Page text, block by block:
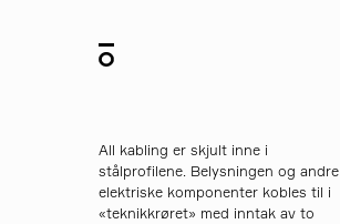
All kabling er skjult inne i
stålprofilene. Belysningen og andre
elektriske komponenter kobles til i
«teknikkrøret» med inntak av to